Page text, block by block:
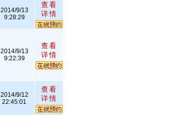
2014/9/13
9:28:29
查看
详情
2014/9/13
9:22:39
查看
详情
2014/9/12
22:45:01
查看
详情